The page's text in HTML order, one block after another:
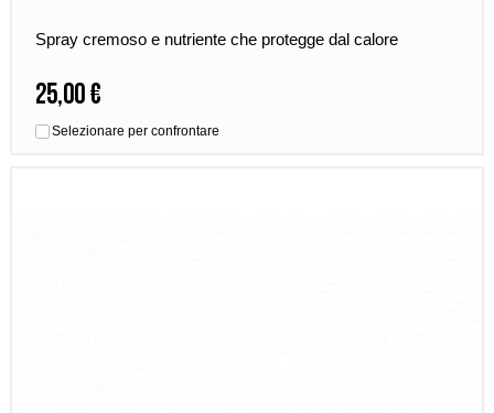
Spray cremoso e nutriente che protegge dal calore
25,00 €
Selezionare per confrontare